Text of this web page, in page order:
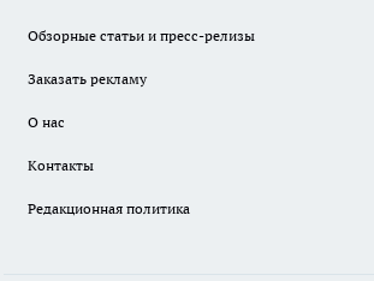
Обзорные статьи и пресс-релизы
Заказать рекламу
О нас
Контакты
Редакционная политика